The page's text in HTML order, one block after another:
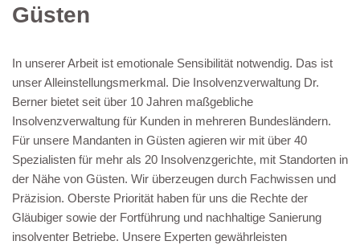
Güsten
In unserer Arbeit ist emotionale Sensibilität notwendig. Das ist
unser Alleinstellungsmerkmal. Die Insolvenzverwaltung Dr.
Berner bietet seit über 10 Jahren maßgebliche
Insolvenzverwaltung für Kunden in mehreren Bundesländern.
Für unsere Mandanten in Güsten agieren wir mit über 40
Spezialisten für mehr als 20 Insolvenzgerichte, mit Standorten in
der Nähe von Güsten. Wir überzeugen durch Fachwissen und
Präzision. Oberste Priorität haben für uns die Rechte der
Gläubiger sowie der Fortführung und nachhaltige Sanierung
insolventer Betriebe. Unsere Experten gewährleisten